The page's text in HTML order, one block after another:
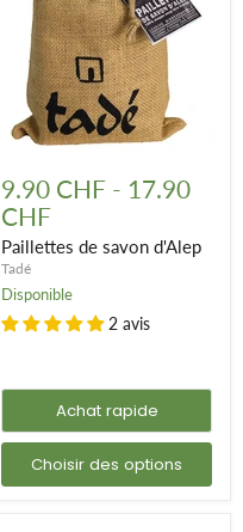
de
savon
d'Alep
9.90 CHF - 17.90
CHF
Paillettes de savon d'Alep
Tadé
Disponible
2 avis
Achat rapide
Choisir des options